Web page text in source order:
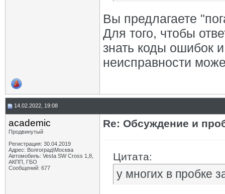
Вы предлагаете
Для того, чтобы
знать коды ошибок
неисправности
14.02.2022, 19:08
academic
Продвинутый
Регистрация: 30.04.2019
Адрес: Волгоград\Москва
Автомобиль: Vesta SW Cross 1,8,
АКПП, ГБО
Сообщений: 677
Re: Обсуждение и
Цитата:
у многих в пробке